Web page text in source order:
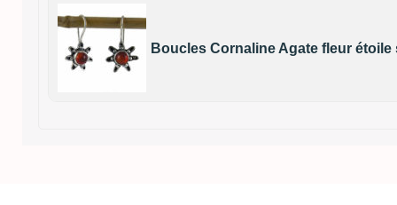
Boucles Cornaline Agate fleur étoile